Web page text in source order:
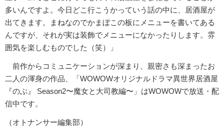
多いんですよ。今日どこ行こうかっていう話の中に、居酒屋が
出てきます。まねなのでかまぼこの板にメニューを書いてある
んですが、それが実は装飾でメニューになかったりします。雰
囲気を楽しむものでした（笑）」
前作からコミュニケーションが深まり、親密さも深まったお
二人の渾身の作品、「WOWOWオリジナルドラマ異世界居酒屋
『のぶ』 Season2〜魔女と大司教編〜」はWOWOWで放送・配
信中です。
（オトナンサー編集部）